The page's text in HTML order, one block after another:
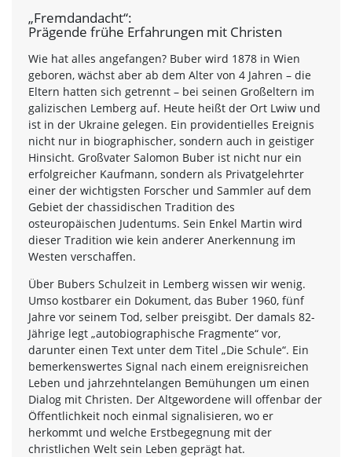
„Fremdandacht“:
Prägende frühe Erfahrungen mit Christen
Wie hat alles angefangen? Buber wird 1878 in Wien
geboren, wächst aber ab dem Alter von 4 Jahren – die
Eltern hatten sich getrennt – bei seinen Großeltern im
galizischen Lemberg auf. Heute heißt der Ort Lwiw und
ist in der Ukraine gelegen. Ein providentielles Ereignis
nicht nur in biographischer, sondern auch in geistiger
Hinsicht. Großvater Salomon Buber ist nicht nur ein
erfolgreicher Kaufmann, sondern als Privatgelehrter
einer der wichtigsten Forscher und Sammler auf dem
Gebiet der chassidischen Tradition des
osteuropäischen Judentums. Sein Enkel Martin wird
dieser Tradition wie kein anderer Anerkennung im
Westen verschaffen.
Über Bubers Schulzeit in Lemberg wissen wir wenig.
Umso kostbarer ein Dokument, das Buber 1960, fünf
Jahre vor seinem Tod, selber preisgibt. Der damals 82-
Jährige legt „autobiographische Fragmente“ vor,
darunter einen Text unter dem Titel „Die Schule“. Ein
bemerkenswertes Signal nach einem ereignisreichen
Leben und jahrzehntelangen Bemühungen um einen
Dialog mit Christen. Der Altgewordene will offenbar der
Öffentlichkeit noch einmal signalisieren, wo er
herkommt und welche Erstbegegnung mit der
christlichen Welt sein Leben geprägt hat.